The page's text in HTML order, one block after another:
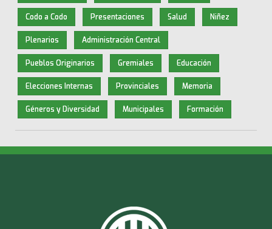
Codo a Codo Presentaciones Salud Niñez
Plenarios Administración Central
Pueblos Originarios Gremiales Educación
Elecciones Internas Provinciales Memoria
Géneros y Diversidad Municipales Formación